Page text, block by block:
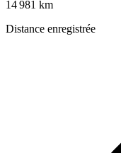
14 981 km
Distance enregistrée